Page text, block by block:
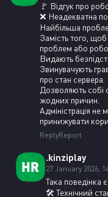
🚩 Відгук про
❌ Неадекватна
Найбільша
Замість того,
проблем або
Видають
Звинувачують
про стан сервера.
Дозволяють собі
жодних причин.
Адміністрація не
принижувати
ReplyReport
.kinziplay
27 January 2026,
Така поведінка
🛠 Технічний